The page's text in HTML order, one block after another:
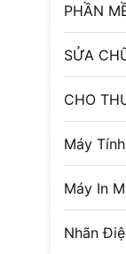
PHẦN
SỬA
CHO
Máy
Máy In
Nhãn